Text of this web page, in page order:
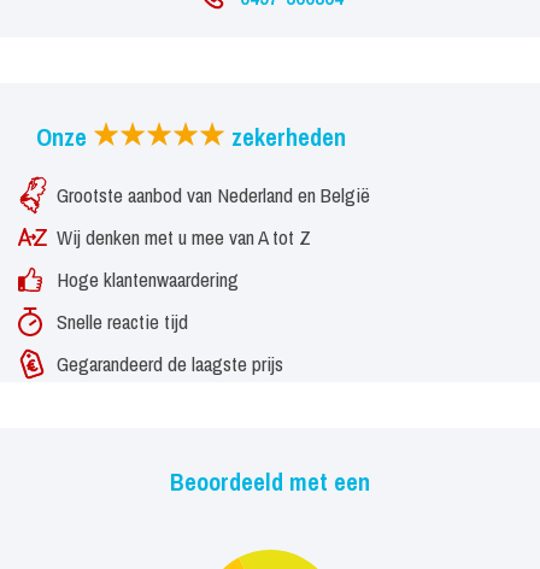
Boekingen Hollandse Selfie Bakfiets
stroomaansluiting nodig. Tussendoor een keer verplaatsen is geen
probleem.
Let op: Om live sharen via de iPad en naar Facebook
mogelijk te maken is een internet verbinding nodig. Wij
nemen altijd mobiel wifi mee, maar zijn altijd afhankelijk
van het bereik op uw locatie.
Onze zekerheden
Grootste aanbod van Nederland en België
Wij denken met u mee van A tot Z
Hoge klantenwaardering
Snelle reactie tijd
Gegarandeerd de laagste prijs
Beoordeeld met een